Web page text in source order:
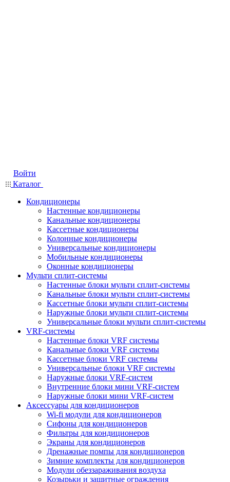
Войти
Каталог
Кондиционеры
Настенные кондиционеры
Канальные кондиционеры
Кассетные кондиционеры
Колонные кондиционеры
Универсальные кондиционеры
Мобильные кондиционеры
Оконные кондиционеры
Мульти сплит-системы
Настенные блоки мульти сплит-системы
Канальные блоки мульти сплит-системы
Кассетные блоки мульти сплит-системы
Наружные блоки мульти сплит-системы
Универсальные блоки мульти сплит-системы
VRF-системы
Настенные блоки VRF системы
Канальные блоки VRF системы
Кассетные блоки VRF системы
Универсальные блоки VRF системы
Наружные блоки VRF-систем
Внутренние блоки мини VRF-систем
Наружные блоки мини VRF-систем
Аксессуары для кондиционеров
Wi-fi модули для кондиционеров
Сифоны для кондиционеров
Фильтры для кондиционеров
Экраны для кондиционеров
Дренажные помпы для кондиционеров
Зимние комплекты для кондиционеров
Модули обеззараживания воздуха
Козырьки и защитные ограждения